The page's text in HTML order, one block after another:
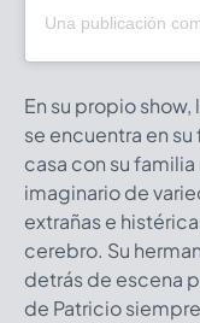
En su propio
se encuentra en
casa con su
imaginario de
extrañas e
cerebro. Su
detrás de escena
de Patricio